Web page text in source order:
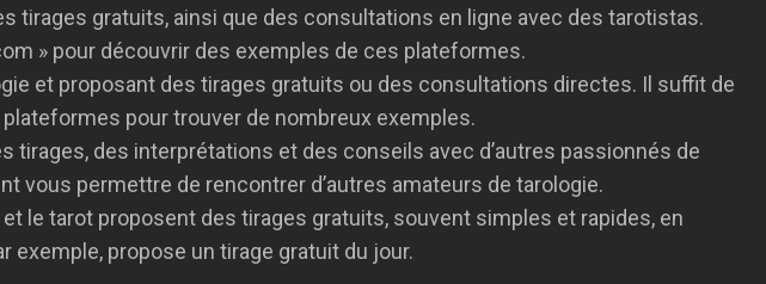
tirages gratuits, ainsi que des consultations en ligne avec des tarotistas.
» pour découvrir des exemples de ces plateformes.
et proposant des tirages gratuits ou des consultations directes. Il suffit de
pour trouver de nombreux exemples.
des interprétations et des conseils avec d’autres passionnés de
vous permettre de rencontrer d’autres amateurs de tarologie.
le tarot proposent des tirages gratuits, souvent simples et rapides, en
exemple, propose un tirage gratuit du jour.